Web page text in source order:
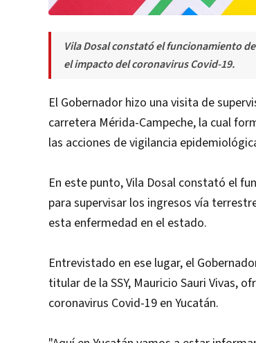
Vila Dosal constató el funcionamiento
el impacto del coronavirus Covid-19.
El Gobernador hizo una visita de
carretera Mérida-Campeche, la cual
las acciones de vigilancia
En este punto, Vila Dosal constató el
para supervisar los ingresos vía
esta enfermedad en el estado.
Entrevistado en ese lugar, el
titular de la SSY, Mauricio Sauri Vivas,
coronavirus Covid-19 en Yucatán.